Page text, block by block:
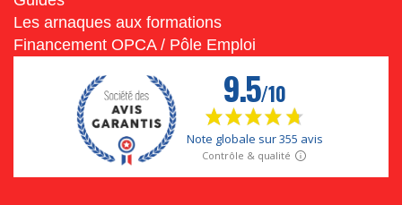
Les arnaques aux formations
Financement OPCA / Pôle Emploi